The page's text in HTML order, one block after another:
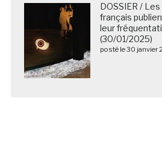
DOSSIER /
français
leur
(30/01/2025)
posté le 30 janvier